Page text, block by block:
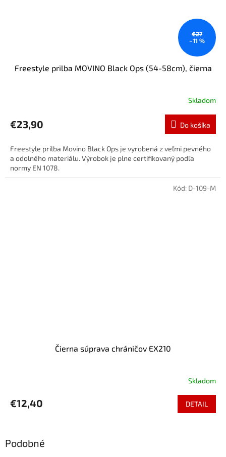
€27
–11 %
Freestyle prilba MOVINO Black Ops (54-58cm), čierna
Skladom
€23,90 Do košíka
Freestyle prilba Movino Black Ops je vyrobená z veľmi pevného
a odolného materiálu. Výrobok je plne certifikovaný podľa
normy EN 1078.
Čierna súprava chráničov EX210
Skladom
€12,40 DETAIL
Kód: D-109-M
Podobné